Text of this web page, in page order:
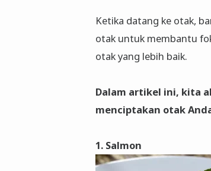
Ketika datang ke otak,
otak untuk membantu
otak yang lebih baik.
Dalam artikel ini, kita
menciptakan otak
1. Salmon